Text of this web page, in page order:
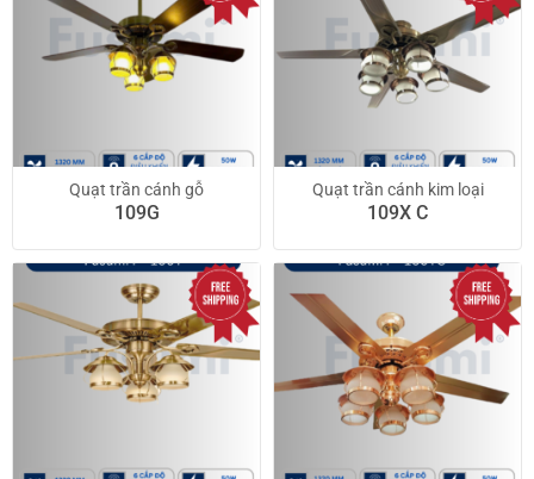
Quạt trần cánh gỗ
109G
Quạt trần cánh kim loại
109X C